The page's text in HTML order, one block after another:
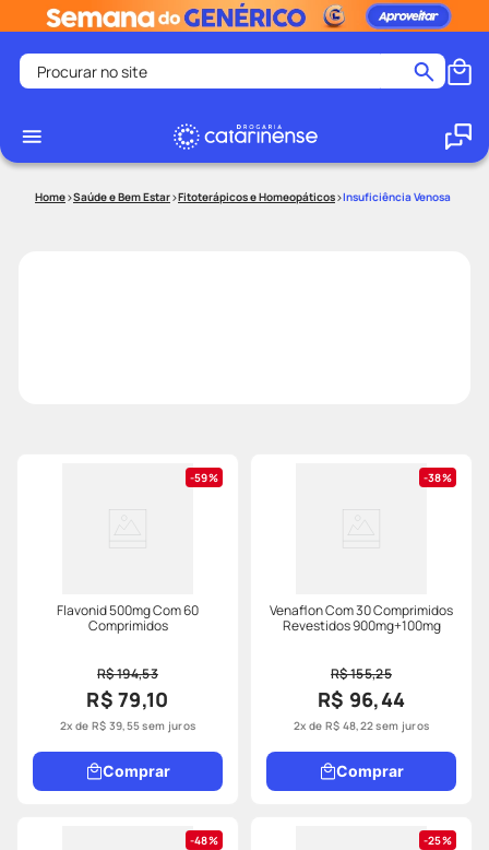
Procurar no site
1
Saúde e Bem Estar Fitoterápicos e Homeopáticos Insuficiência Venosa
59%
Flavonid 500mg Com 60
Comprimidos
R$ 194,53
R$ 79,10
2x de R$ 39,55sem juros
Comprar
38%
Venaflon Com 30 Comprimidos
Revestidos 900mg+100mg
R$ 155,25
R$ 96,44
2x de R$ 48,22sem juros
Comprar
48% 25%